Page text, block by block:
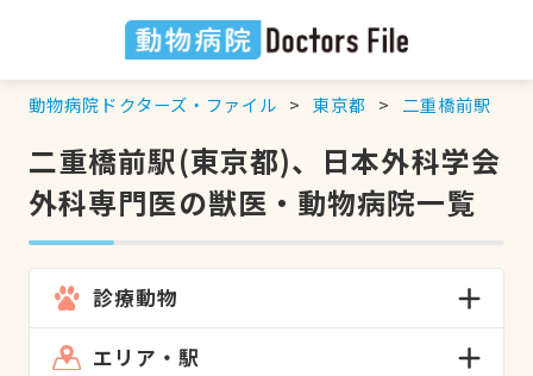
動物病院ドクターズ・ファイル 東京都 二重橋前駅
二重橋前駅(東京都)、日本外科学会
外科専門医の獣医・動物病院一覧
診療動物
エリア・駅